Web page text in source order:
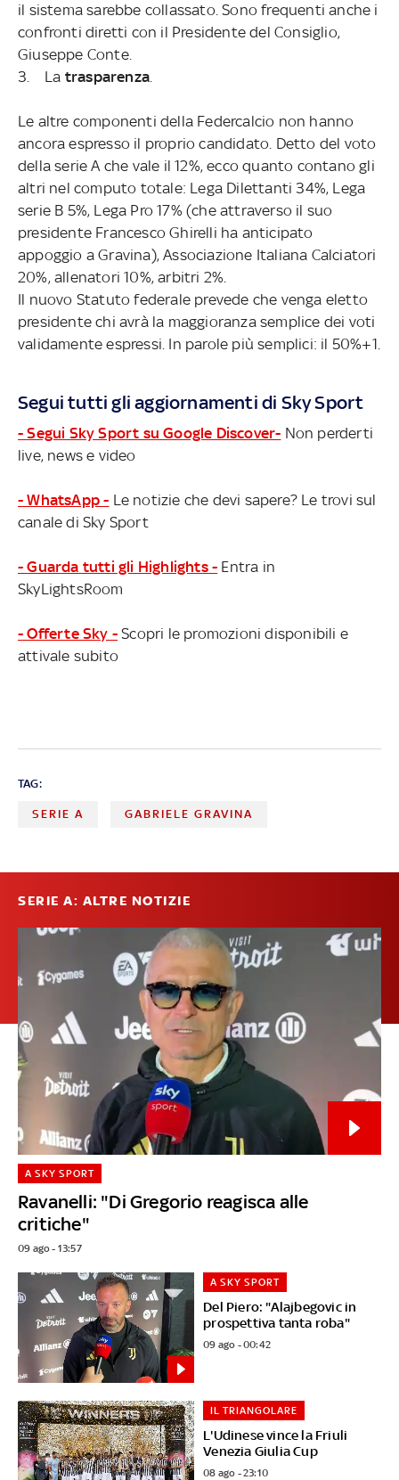
il sistema sarebbe collassato. Sono frequenti anche i
confronti diretti con il Presidente del Consiglio,
Giuseppe Conte.
3. La trasparenza
Le altre componenti della Federcalcio non hanno
ancora espresso il proprio candidato. Detto del voto
della serie A che vale il 12%, ecco quanto contano gli
altri nel computo totale: Lega Dilettanti 34%, Lega
serie B 5%, Lega Pro 17% (che attraverso il suo
presidente Francesco Ghirelli ha anticipato
appoggio a Gravina), Associazione Italiana Calciatori
20%, allenatori 10%, arbitri 2%.
Il nuovo Statuto federale prevede che venga eletto
presidente chi avrà la maggioranza semplice dei voti
validamente espressi. In parole più semplici: il 50%+1.
Segui tutti gli aggiornamenti di Sky Sport
- Segui Sky Sport su Google Discover- Non perderti
live, news e video
- WhatsApp - Le notizie che devi sapere? Le trovi sul
canale di Sky Sport
- Guarda tutti gli Highlights - Entra in
SkyLightsRoom
- Offerte Sky - Scopri le promozioni disponibili e
attivale subito
TAG:
SERIE A GABRIELE GRAVINA
SERIE A: ALTRE NOTIZIE
Ravanelli: "Di Gregorio reagisca alle
critiche"
A SKY SPORT
09 ago - 13:57
Del Piero: "Alajbegovic in
prospettiva tanta roba"
A SKY SPORT
09 ago - 00:42
L'Udinese vince la Friuli
Venezia Giulia Cup
IL TRIANGOLARE
08 ago - 23:10